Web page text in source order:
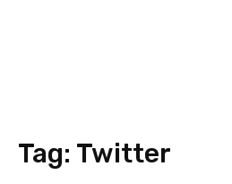
Tag: Twitter